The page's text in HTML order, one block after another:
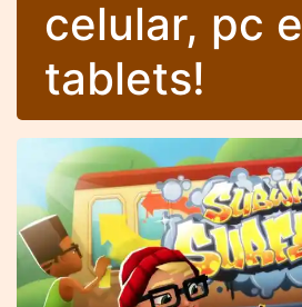
celular, pc e
tablets!